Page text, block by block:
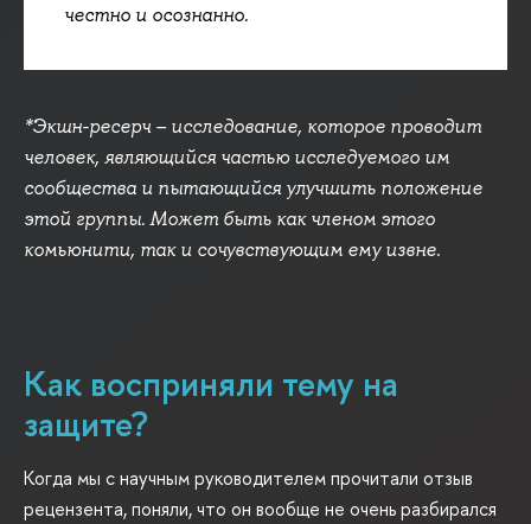
честно и осознанно.
*Экшн-ресерч – исследование, которое проводит
человек, являющийся частью исследуемого им
сообщества и пытающийся улучшить положение
этой группы. Может быть как членом этого
комьюнити, так и сочувствующим ему извне.
Как восприняли тему на
защите?
Когда мы с научным руководителем прочитали отзыв
рецензента, поняли, что он вообще не очень разбирался